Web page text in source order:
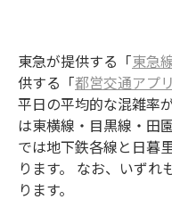
東急が提供する「東急
供する「都営交通アプリ
平日の平均的な混雑率
は東横線・目黒線・田
では地下鉄各線と日暮
ります。 なお、いずれ
ります。